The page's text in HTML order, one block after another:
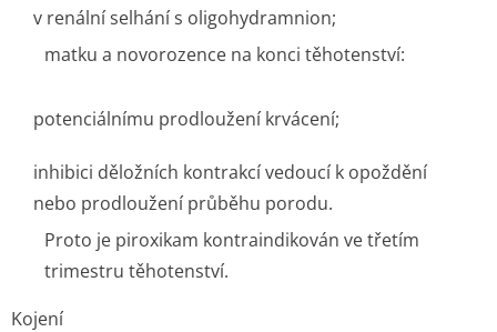
v renální selhání s oligohydramnion;
matku a novorozence na konci těhotenství:
potenciálnímu prodloužení krvácení;
inhibici děložních kontrakcí vedoucí k opoždění
nebo prodloužení průběhu porodu.
Proto je piroxikam kontraindikován ve třetím
trimestru těhotenství.
Kojení